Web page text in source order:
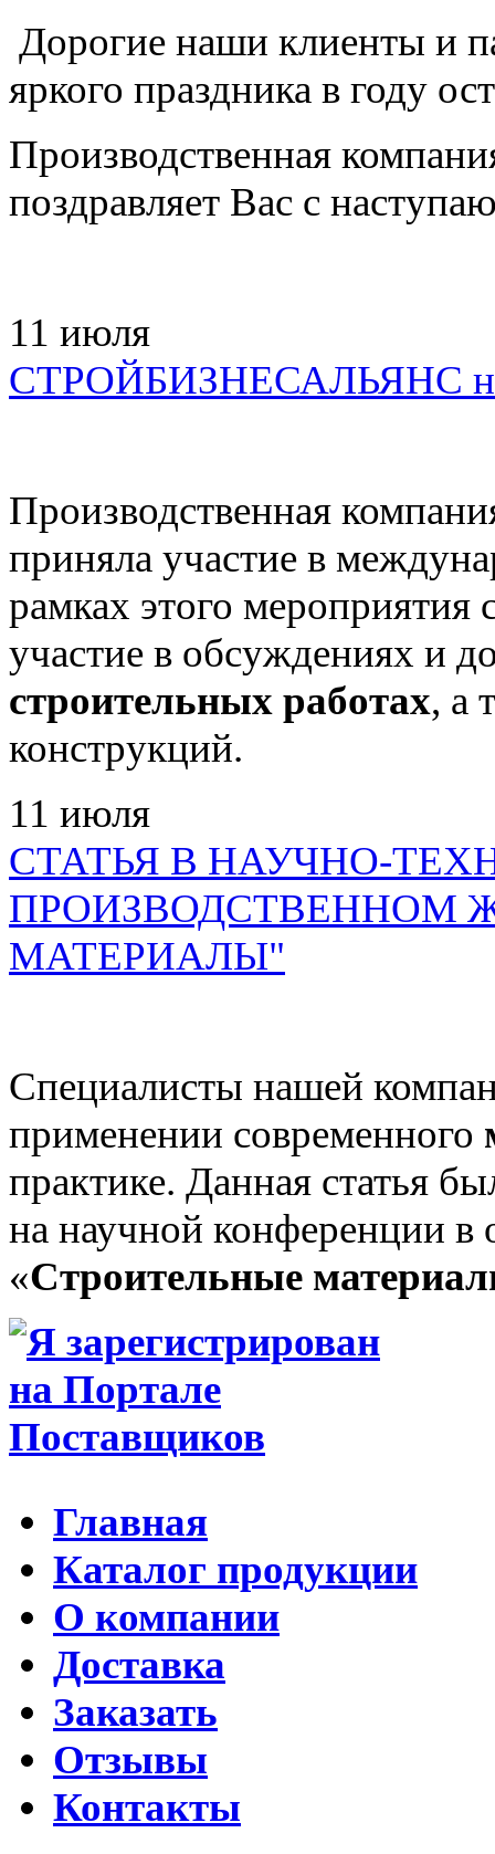
Дорогие наши клиенты и
яркого праздника в году
Производственная
поздравляет Вас с
11 июля
СТРОЙБИЗНЕСАЛЬЯНС на
Производственная
приняла участие в
рамках этого
участие в обсуждениях и
строительных работах, а
конструкций.
11 июля
СТАТЬЯ В НАУЧНО-
ПРОИЗВОДСТВЕННОМ
МАТЕРИАЛЫ"
Специалисты нашей
применении современного
практике. Данная статья
на научной конференции в
«Строительные
Главная
Каталог продукции
О компании
Доставка
Заказать
Отзывы
Контакты